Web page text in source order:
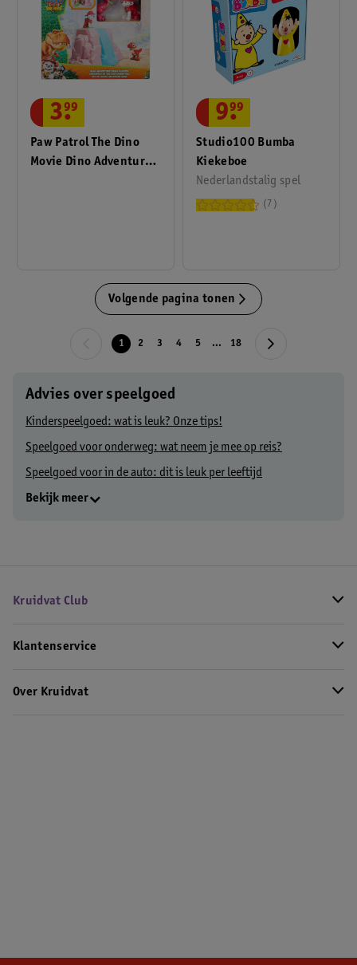
Paw Patrol The Dino
Movie Dino Adventure
3.
99
Studio100 Bumba
Kiekeboe
Nederlandstalig spel
9.
99
7
Volgende pagina tonen
1 2 3 4 5 ... 18
Advies over speelgoed
Kinderspeelgoed: wat is leuk? Onze tips!
Speelgoed voor onderweg: wat neem je mee op reis?
Speelgoed voor in de auto: dit is leuk per leeftijd
Bekijk meer
Kruidvat Club
Klantenservice
Over Kruidvat